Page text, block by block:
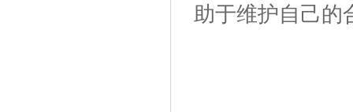
助于维护自己的